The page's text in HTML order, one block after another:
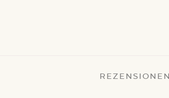
REZENSIONEN